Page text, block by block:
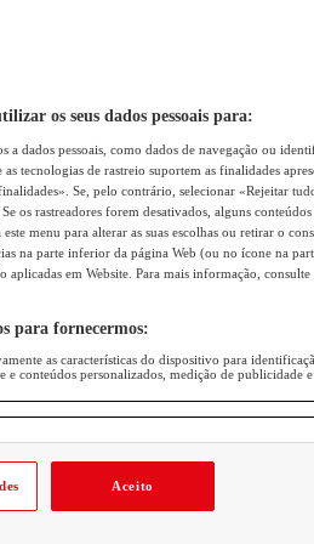
os seus dados pessoais para:
a dados pessoais, como dados de navegação ou
tecnologias de rastreio suportem as finalidades
Se, pelo contrário, selecionar «Rejeitar
os rastreadores forem desativados, alguns
menu para alterar as suas escolhas ou retirar o
na parte inferior da página Web (ou no ícone na
aplicadas em Website. Para mais informação,
para fornecermos:
as características do dispositivo para
conteúdos personalizados, medição de publicidade
Aceito